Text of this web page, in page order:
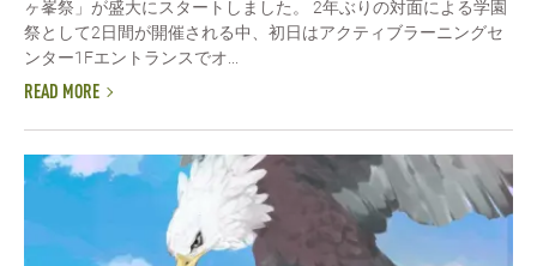
ヶ峯祭」が盛大にスタートしました。 2年ぶりの対面による学園
祭として2日間が開催される中、初日はアクティブラーニングセ
ンター1Fエントランスでオ...
READ MORE